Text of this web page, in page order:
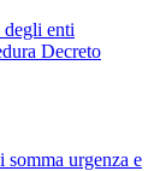
enti
Decreto
urgenza e